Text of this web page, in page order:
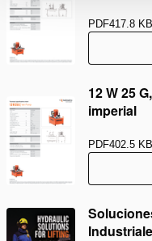
PDF417.8 KB
12 W 25
imperial
PDF402.5 KB